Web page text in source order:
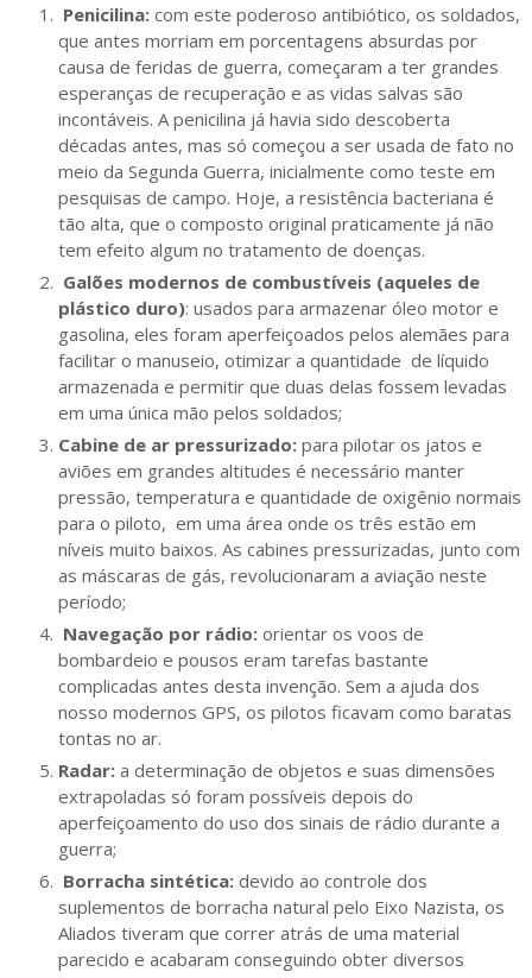
Penicilina:com este poderoso antibiótico, os soldados,
que antes morriam em porcentagens absurdas por
causa de feridas de guerra, começaram a ter grandes
esperanças de recuperação e as vidas salvas são
incontáveis. A penicilina já havia sido descoberta
décadas antes, mas só começou a ser usada de fato no
meio da Segunda Guerra, inicialmente como teste em
pesquisas de campo. Hoje, a resistência bacteriana é
tão alta, que o composto original praticamente já não
tem efeito algum no tratamento de doenças.
Galões modernos de combustíveis (aqueles de
plástico duro): usados para armazenar óleo motor e
gasolina, eles foram aperfeiçoados pelos alemães para
facilitar o manuseio, otimizar a quantidade de líquido
armazenada e permitir que duas delas fossem levadas
em uma única mão pelos soldados;
Cabine de ar pressurizado:para pilotar os jatos e
aviões em grandes altitudes é necessário manter
pressão, temperatura e quantidade de oxigênio normais
para o piloto, em uma área onde os três estão em
níveis muito baixos. As cabines pressurizadas, junto com
as máscaras de gás, revolucionaram a aviação neste
período;
Navegação por rádio:orientar os voos de
bombardeio e pousos eram tarefas bastante
complicadas antes desta invenção. Sem a ajuda dos
nosso modernos GPS, os pilotos ficavam como baratas
tontas no ar.
Radar:a determinação de objetos e suas dimensões
extrapoladas só foram possíveis depois do
aperfeiçoamento do uso dos sinais de rádio durante a
guerra;
Borracha sintética:devido ao controle dos
suplementos de borracha natural pelo Eixo Nazista, os
Aliados tiveram que correr atrás de uma material
parecido e acabaram conseguindo obter diversos